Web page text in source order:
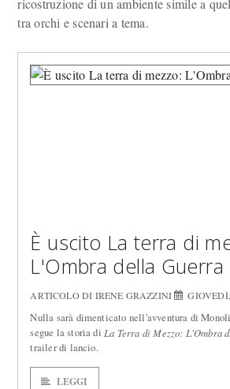
ricostruzione di un ambiente simile a
tra orchi e scenari a tema.
È uscito La terra di
L'Ombra della Guerra
ARTICOLO DI IRENE GRAZZINI
Nulla sarà dimenticato nell'avventura di
segue la storia di La Terra di Mezzo: L'Ombra
trailer di lancio.
LEGGI